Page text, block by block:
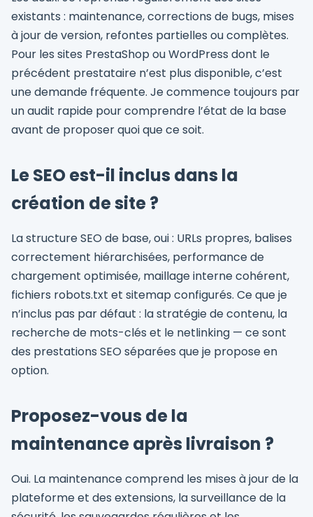
existants : maintenance, corrections de bugs, mises
à jour de version, refontes partielles ou complètes.
Pour les sites PrestaShop ou WordPress dont le
précédent prestataire n’est plus disponible, c’est
une demande fréquente. Je commence toujours par
un audit rapide pour comprendre l’état de la base
avant de proposer quoi que ce soit.
Le SEO est-il inclus dans la
création de site ?
La structure SEO de base, oui : URLs propres, balises
correctement hiérarchisées, performance de
chargement optimisée, maillage interne cohérent,
fichiers robots.txt et sitemap configurés. Ce que je
n’inclus pas par défaut : la stratégie de contenu, la
recherche de mots-clés et le netlinking — ce sont
des prestations SEO séparées que je propose en
option.
Proposez-vous de la
maintenance après livraison ?
Oui. La maintenance comprend les mises à jour de la
plateforme et des extensions, la surveillance de la